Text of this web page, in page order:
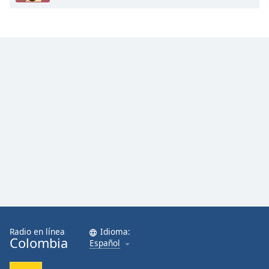
Radio en línea
Colombia
Idioma:
Español